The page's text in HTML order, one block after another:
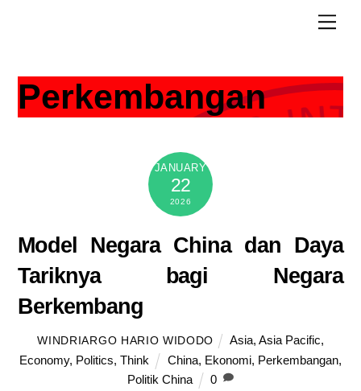
Perkembangan
JANUARY
22
2026
Model Negara China dan Daya
Tariknya bagi Negara
Berkembang
WINDRIARGO HARIO WIDODO Asia, Asia Pacific,
Economy, Politics,Think China, Ekonomi, Perkembangan,
Politik China
0